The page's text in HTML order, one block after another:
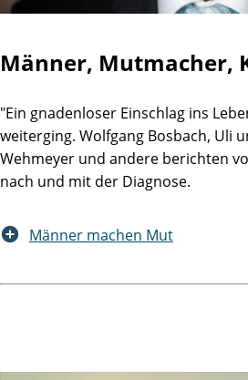
Männer, Mutmacher,
"Ein gnadenloser Einschlag ins
weiterging. Wolfgang Bosbach, Uli
Wehmeyer und andere berichten
nach und mit der Diagnose.
Männer machen Mut